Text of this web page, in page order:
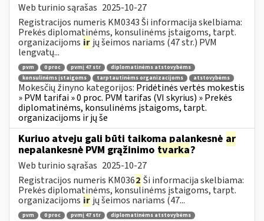
Web turinio sąrašas 2025-10-27
Registracijos numeris KM0343 Ši informacija skelbiama:
Prekės diplomatinėms, konsulinėms įstaigoms, tarpt.
organizacijoms ir jų šeimos nariams (47 str.) PVM
lengvatų...
pvm 0 proc pvmį 47 str
diplomatinėms atstovybėms
konsulinėms įstaigoms
tarptautinėms organizacijoms atstovybėms
Mokesčių žinyno kategorijos: Pridėtinės vertės mokestis
» PVM tarifai » 0 proc. PVM tarifas (VI skyrius) » Prekės
diplomatinėms, konsulinėms įstaigoms, tarpt.
organizacijoms ir jų še
Kuriuo atveju gali būti taikoma palankesnė ar
nepalankesnė PVM grąžinimo tvarka?
Web turinio sąrašas 2025-10-27
Registracijos numeris KM0362 Ši informacija skelbiama:
Prekės diplomatinėms, konsulinėms įstaigoms, tarpt.
organizacijoms ir jų šeimos nariams (47...
pvm 0 proc pvmį 47 str
diplomatinėms atstovybėms